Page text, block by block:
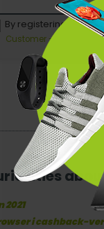
By registering, you
Customer - Terms and
i cashback-